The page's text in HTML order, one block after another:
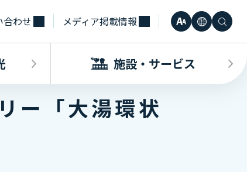
合わせ メディア掲載情報
文
字
小
言
語
日本語
検
索
光INDEX
施設・サービス
INDEX
ー「大湯環状